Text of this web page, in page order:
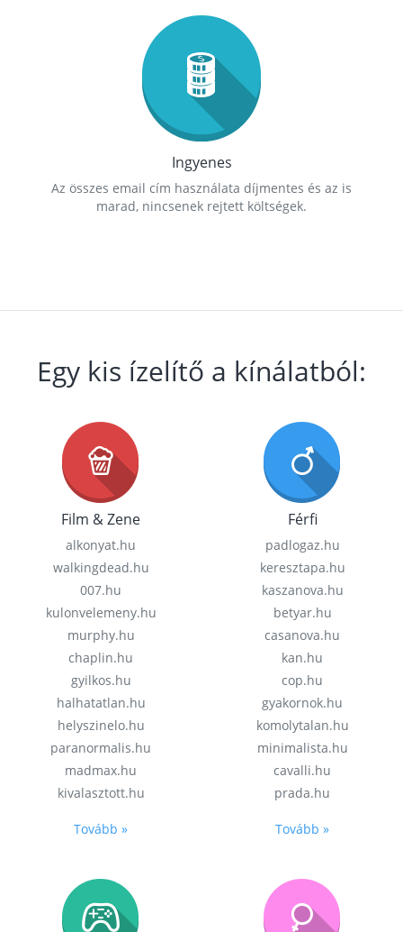
Ingyenes
Az összes email cím használata díjmentes és az is
marad, nincsenek rejtett költségek.
Egy kis ízelítő a kínálatból:
Film & Zene
alkonyat.hu
walkingdead.hu
007.hu
kulonvelemeny.hu
murphy.hu
chaplin.hu
gyilkos.hu
halhatatlan.hu
helyszinelo.hu
paranormalis.hu
madmax.hu
kivalasztott.hu
Tovább »
Férfi
padlogaz.hu
keresztapa.hu
kaszanova.hu
betyar.hu
casanova.hu
kan.hu
cop.hu
gyakornok.hu
komolytalan.hu
minimalista.hu
cavalli.hu
prada.hu
Tovább »